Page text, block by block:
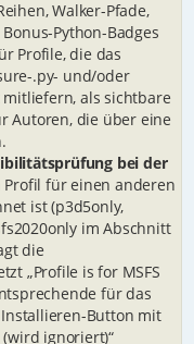
Walker-Pfade,
Python-Badges
Profile, die das
.py- und/oder
als sichtbare
Autoren, die über eine
bei der
Profil für einen anderen
ist (p3d5only,
im Abschnitt
die
„Profile is for MSFS
für das
Button mit
ignoriert)“